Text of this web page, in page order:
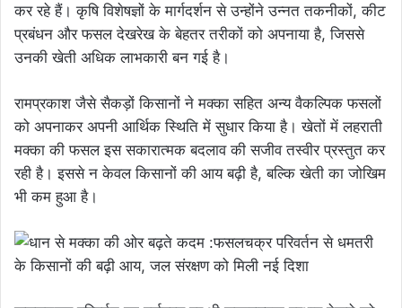
कर रहे हैं। कृषि विशेषज्ञों के मार्गदर्शन से उन्होंने उन्नत तकनीकों, कीट
प्रबंधन और फसल देखरेख के बेहतर तरीकों को अपनाया है, जिससे
उनकी खेती अधिक लाभकारी बन गई है।
रामप्रकाश जैसे सैकड़ों किसानों ने मक्का सहित अन्य वैकल्पिक फसलों
को अपनाकर अपनी आर्थिक स्थिति में सुधार किया है। खेतों में लहराती
मक्का की फसल इस सकारात्मक बदलाव की सजीव तस्वीर प्रस्तुत कर
रही है। इससे न केवल किसानों की आय बढ़ी है, बल्कि खेती का जोखिम
भी कम हुआ है।